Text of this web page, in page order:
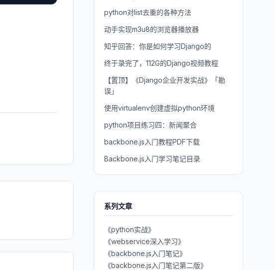
python对list去重的各种方法
动手实现m3u8的浏览器播放器
知乎回答：你是如何学习Django的
终于录完了，112G的Django视频教程
【置顶】《Django企业开发实战》「勘
误」
使用virtualenv创建虚拟python环境
python项目练习四：新闻聚合
backbone.js入门教程PDF下载
Backbone.js入门学习笔记目录
系列文章
《python实战》
《webservice深入学习》
《backbone.js入门笔记》
《backbone.js入门笔记第二版》